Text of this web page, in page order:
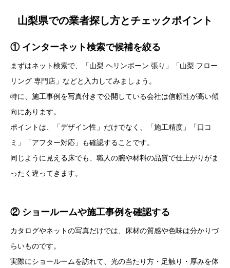
山梨県での業者探し方とチェックポイント
① インターネット検索で候補を絞る
まずはネット検索で、「山梨 ヘリンボーン 張り」「山梨 フロー
リング 専門店」などと入力してみましょう。
特に、施工事例を写真付きで公開している会社は信頼性が高い傾
向にあります。
ポイントは、「デザイン性」だけでなく、「施工精度」「口コ
ミ」「アフター対応」も確認することです。
同じように見える床でも、職人の腕や材料の品質で仕上がりがま
ったく違ってきます。
② ショールームや施工事例を確認する
カタログやネットの写真だけでは、床材の質感や色味は分かりづ
らいものです。
実際にショールームを訪れて、光の当たり方・足触り・厚みを体